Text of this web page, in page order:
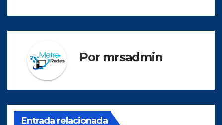
Por mrsadmin
Entrada relacionada